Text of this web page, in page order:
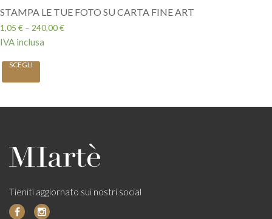
STAMPA LE TUE FOTO SU CARTA FINE ART
1,05 € – 240,00€
IVA inclusa
SCEGLI
Tieniti aggiornato sui nostri social